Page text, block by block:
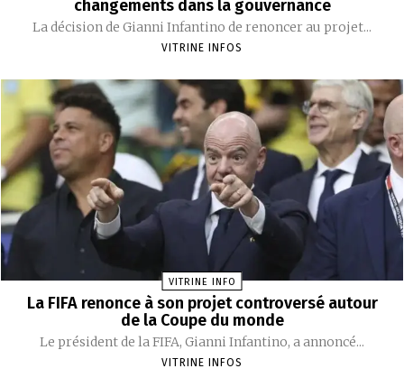
changements dans la gouvernance
La décision de Gianni Infantino de renoncer au projet...
VITRINE INFOS
VITRINE INFO
La FIFA renonce à son projet controversé autour
de la Coupe du monde
Le président de la FIFA, Gianni Infantino, a annoncé...
VITRINE INFOS